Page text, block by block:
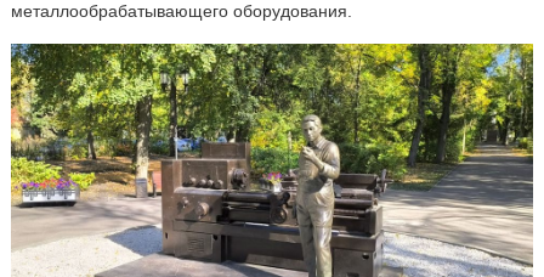
металлообрабатывающего оборудования.